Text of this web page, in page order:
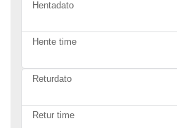
Hentadato
Hente time
Returdato
Retur time